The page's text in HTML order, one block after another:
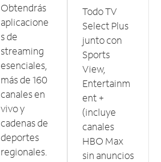
Obtendrás
aplicacione
s de
streaming
esenciales,
más de 160
canales en
vivo y
cadenas de
deportes
regionales.
Todo TV
Select Plus
junto con
Sports
View,
Entertainm
ent +
(incluye
canales
HBO Max
sin anuncios